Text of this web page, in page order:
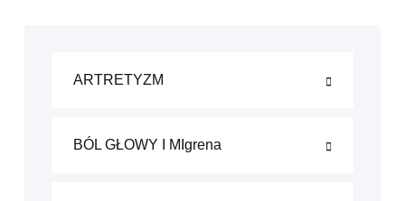
ARTRETYZM
BÓL GŁOWY I MIgrena